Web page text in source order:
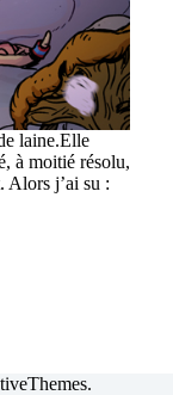
laine.Elle
à moitié résolu,
Alors j’ai su :
.